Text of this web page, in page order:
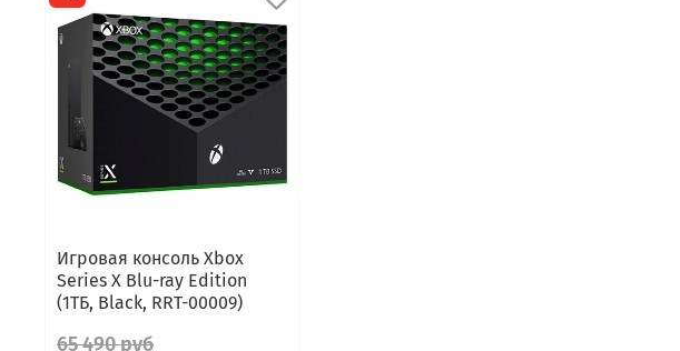
Игровая консоль Xbox
Series X Blu-ray Edition
(1ТБ, Black, RRT-00009)
65 490 руб